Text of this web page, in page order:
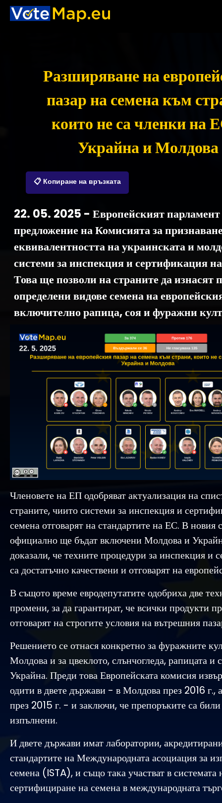
Разширяване на
пазар на семена към
които не са членки на
Украйна и Молдова
📋 Копиране на връзката
22. 05. 2025 - Европейският парламент
предложение на Комисията за
еквивалентността на украинската и
системи за инспекция и сертификация
Това ще позволи на страните да изнасят
определени видове семена на
включително рапица, соя и фуражни
Членовете на ЕП одобряват актуализация на
страните, чиито системи за инспекция и
семена отговарят на стандартите на ЕС. В новия
официално ще бъдат включени Молдова и
доказали, че техните процедури за инспекция и
са достатъчно качествени и отговарят на
В същото време евродепутатите одобриха две
промени, за да гарантират, че всички продукти
отговарят на строгите условия на вътрешния
Решението се отнася конкретно за фуражните
Молдова и за цвеклото, слънчогледа, рапицата и
Украйна. Преди това Европейската комисия
одити в двете държави - в Молдова през 2016 г.,
през 2015 г. - и заключи, че препоръките са
изпълнени.
И двете държави имат лаборатории,
стандартите на Международната асоциация за
семена (ISTA), и също така участват в
сертифициране на семена в международната